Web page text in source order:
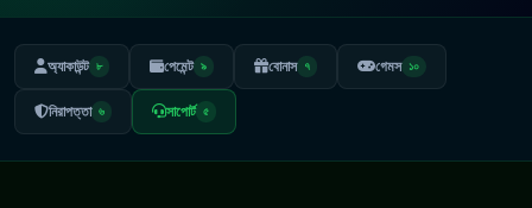
অ্যাকাউন্ট ৮ পেমেন্ট ৯ বোনাস ৭ গেমস ১০
নিরাপত্তা ৬ সাপোর্ট ৫